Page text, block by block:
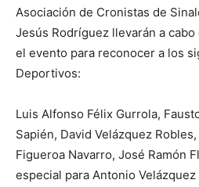
Asociación de Cronistas de
Jesús Rodríguez llevarán a
el evento para reconocer a los
Deportivos:
Luis Alfonso Félix Gurrola,
Sapién, David Velázquez
Figueroa Navarro, José Ramón
especial para Antonio Velázquez